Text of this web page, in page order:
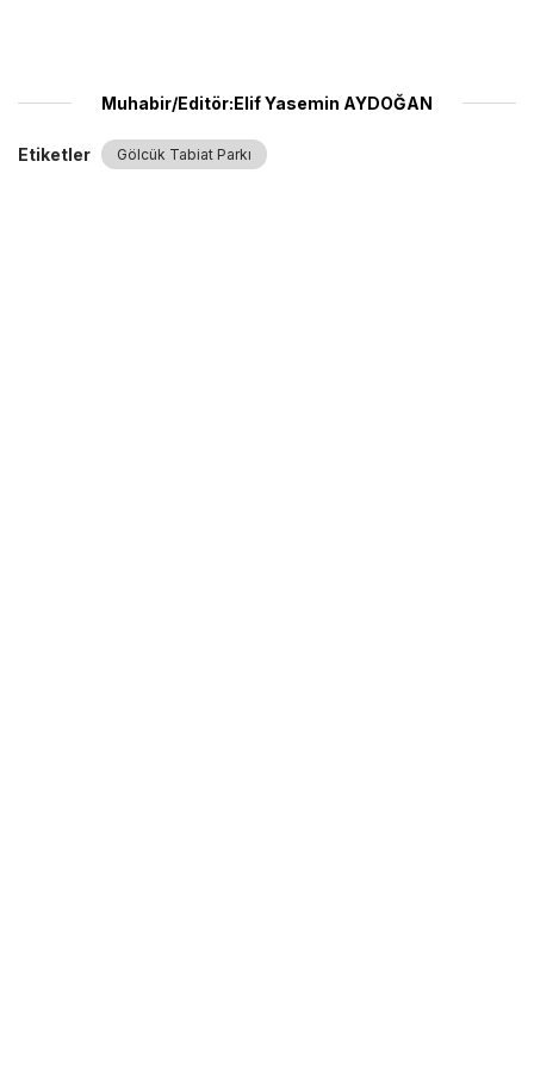
Muhabir/Editör:Elif Yasemin AYDOĞAN
Etiketler Gölcük Tabiat Parkı